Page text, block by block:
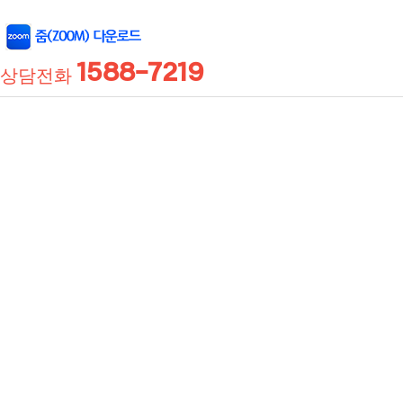
상담전화 1588-7219